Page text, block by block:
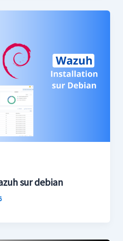
sur debian